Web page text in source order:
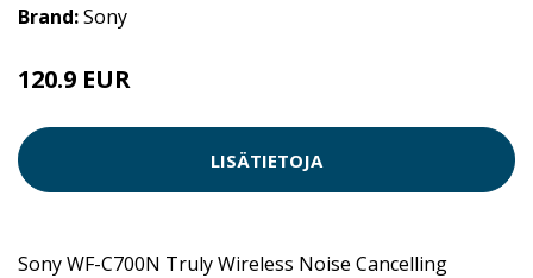
Brand:Sony
120.9 EUR
LISÄTIETOJA
Sony WF-C700N Truly Wireless Noise Cancelling